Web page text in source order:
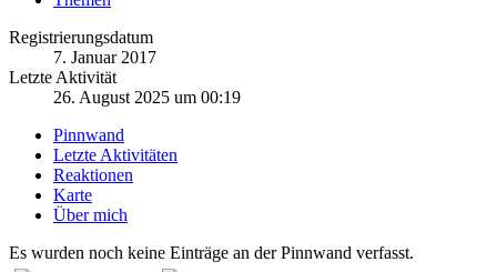
Registrierungsdatum
7. Januar 2017
Letzte Aktivität
26. August 2025 um 00:19
Pinnwand
Letzte Aktivitäten
Reaktionen
Karte
Über mich
Es wurden noch keine Einträge an der Pinnwand verfasst.